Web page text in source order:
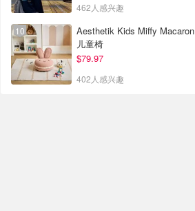
462人感兴趣
Aesthetik Kids Miffy Macaron
儿童椅
$79.97
402人感兴趣